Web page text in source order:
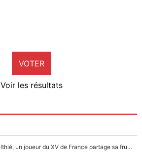
VOTER
Voir les résultats
Mis de côté par Fabien Galthié, un joueur du XV de France partage sa frustration : «ils ne me l’ont pas dit tout de suite»